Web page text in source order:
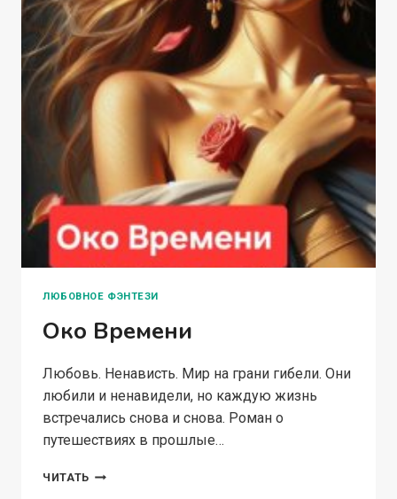
ЛЮБОВНОЕ ФЭНТЕЗИ
Око Времени
Любовь. Ненависть. Мир на грани гибели. Они
любили и ненавидели, но каждую жизнь
встречались снова и снова. Роман о
путешествиях в прошлые…
ЧИТАТЬ ОКО